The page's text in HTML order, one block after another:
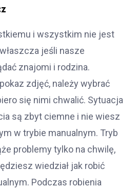
i wszystkim nie jest
jeśli nasze
znajomi i rodzina.
zdjęć, należy wybrać
się nimi chwalić. Sytuacja
są zbyt ciemne i nie wiesz
w trybie manualnym. Tryb
problemy tylko na chwilę,
wiedział jak robić
Podczas robienia